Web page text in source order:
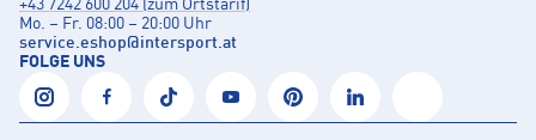
+43 7242 600 204 (zum Ortstarif)
Mo. – Fr. 08:00 – 20:00 Uhr
service.eshop@intersport.at
FOLGE UNS